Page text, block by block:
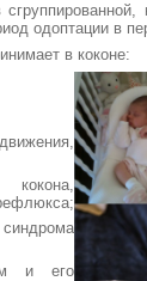
одоптации в
в коконе:
кокона,
и его